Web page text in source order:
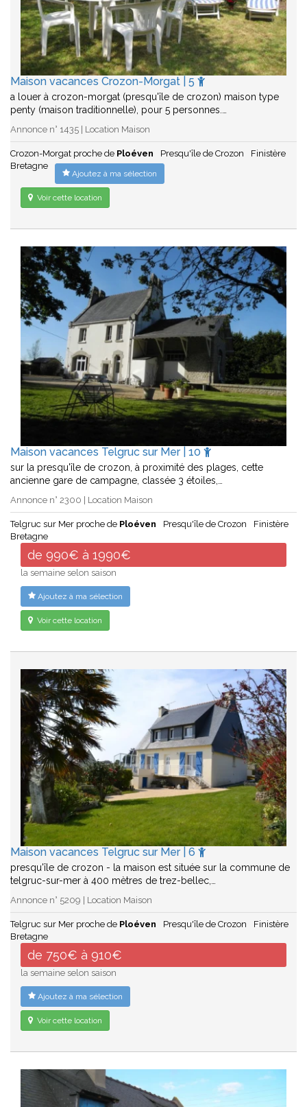
Maison vacances Crozon-Morgat | 5
a louer à crozon-morgat (presqu'île de crozon) maison type
penty (maison traditionnelle), pour 5 personnes.…
Annonce n° 1435 | Location Maison
Crozon-Morgat proche de Ploéven Presqu'île de Crozon
Finistère
Bretagne
Ajoutez à ma sélection
Voir cette location
Maison vacances Telgruc sur Mer | 10
sur la presqu'île de crozon, à proximité des plages, cette
ancienne gare de campagne, classée 3 étoiles,…
Annonce n° 2300 | Location Maison
Telgruc sur Mer proche de Ploéven Presqu'île de Crozon
Finistère
Bretagne
de 990€ à 1990€
la semaine selon saison
Ajoutez à ma sélection
Voir cette location
Maison vacances Telgruc sur Mer | 6
presqu'île de crozon - la maison est située sur la commune de
telgruc-sur-mer à 400 mètres de trez-bellec,…
Annonce n° 5209 | Location Maison
Telgruc sur Mer proche de Ploéven Presqu'île de Crozon
Finistère
Bretagne
de 750€ à 910€
la semaine selon saison
Ajoutez à ma sélection
Voir cette location